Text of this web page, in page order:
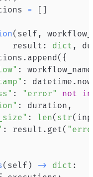
= [ ]
( self ,
result
: dict ,
. append( {
: workflow_name
: datetime . now
: "error" not in
: duration ,
: len( str(
: result . get(
( self ) -> dict :